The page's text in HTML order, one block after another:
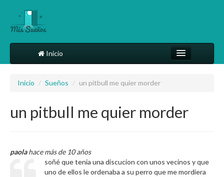
Inicio
Más
Inicio / Sueños / un pitbull me quier morder
un pitbull me quier morder
paolahace más de 10 años
soñé que tenia una discucion con unos vecinos y que
uno de ellos le ordenaba a su perro que me mordiera